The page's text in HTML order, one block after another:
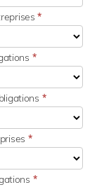
*
*
*
*
*